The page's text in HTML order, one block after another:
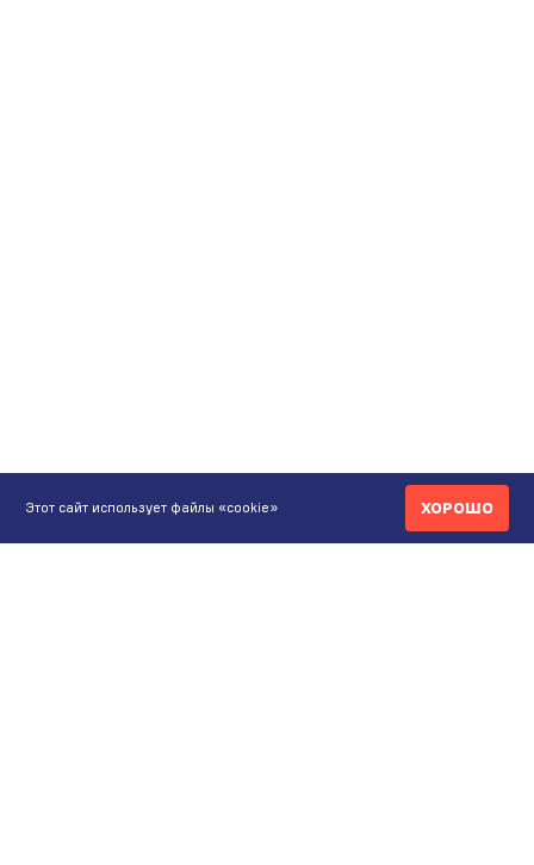
Этот сайт использует файлы «cookie» ХОРОШО